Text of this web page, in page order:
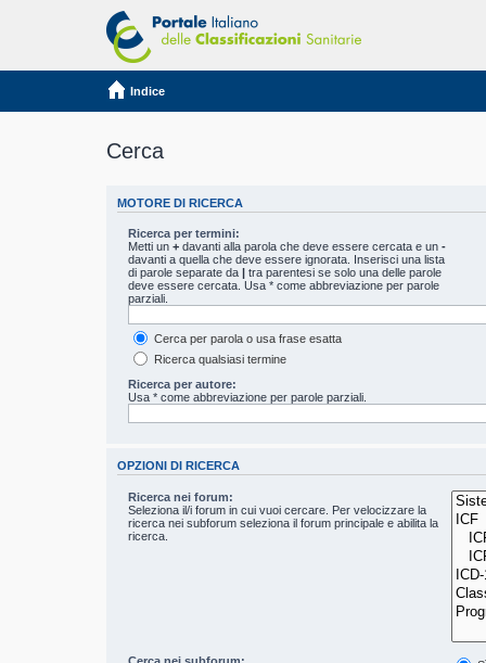
Indice
Cerca
MOTORE DI RICERCA
Ricerca per termini:
Metti un+ davanti alla parola che deve essere cercata e un-
davanti a quella che deve essere ignorata. Inserisci una lista
di parole separate da
tra parentesi se solo una delle parole
deve essere cercata. Usa * come abbreviazione per parole
parziali.
Cerca per parola o usa frase esatta
Ricerca qualsiasi termine
Ricerca per autore:
Usa * come abbreviazione per parole parziali.
OPZIONI DI RICERCA
Ricerca nei forum:
Seleziona il/i forum in cui vuoi cercare. Per velocizzare la
ricerca nei subforum seleziona il forum principale e abilita la
ricerca.
Cerca nei subforum: